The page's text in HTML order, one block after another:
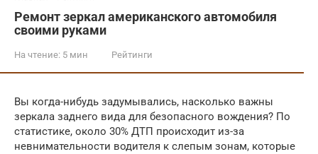
Ремонт зеркал американского автомобиля
своими руками
На чтение: 5 мин Рейтинги
Вы когда-нибудь задумывались, насколько важны
зеркала заднего вида для безопасного вождения? По
статистике, около 30% ДТП происходит из-за
невнимательности водителя к слепым зонам, которые